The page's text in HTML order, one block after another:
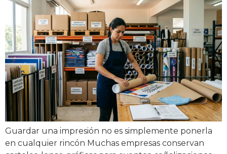
Guardar una impresión no es simplemente ponerla
en cualquier rincón Muchas empresas conservan